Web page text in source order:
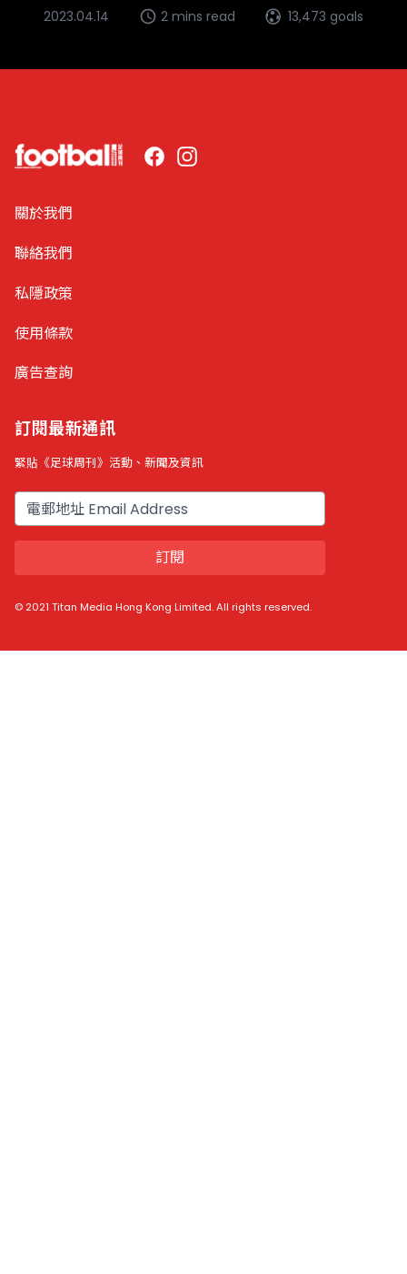
2023.04.14 2 mins read 13,473 goals
FacebookInstagram
關於我們
聯絡我們
私隱政策
使用條款
廣告查詢
訂閱最新通訊
緊貼《足球周刊》活動、新聞及資訊
電郵
訂閱
© 2021 Titan Media Hong Kong Limited. All rights reserved.